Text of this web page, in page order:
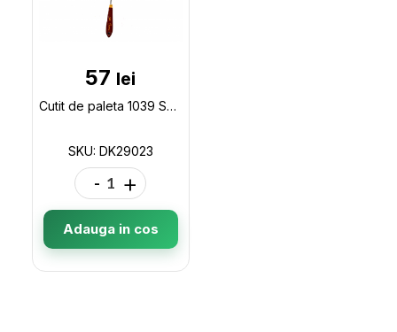
57 lei
Cutit de paleta 1039 Sonet DK29023
SKU: DK29023
- +
Adauga in cos